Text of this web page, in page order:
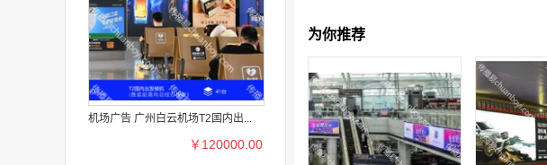
机场广告 广州白云机场T2国内出...
￥120000.00
为你推荐